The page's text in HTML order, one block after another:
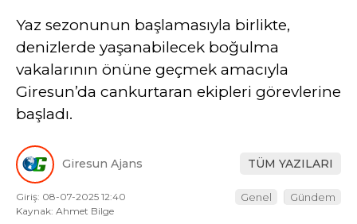
Yaz sezonunun başlamasıyla birlikte,
denizlerde yaşanabilecek boğulma
vakalarının önüne geçmek amacıyla
Giresun’da cankurtaran ekipleri görevlerine
başladı.
Giresun Ajans TÜM YAZILARI
Giriş: 08-07-2025 12:40
Kaynak: Ahmet Bilge
Genel Gündem